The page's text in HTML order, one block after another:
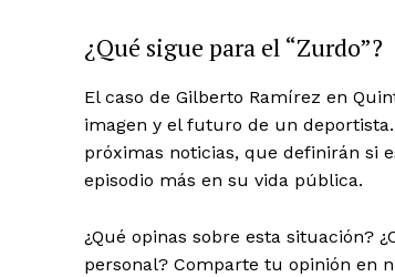
¿Qué sigue para el “Zurdo”?
El caso de Gilberto Ramírez en
imagen y el futuro de un
próximas noticias, que definirán si
episodio más en su vida pública.
¿Qué opinas sobre esta situación?
personal? Comparte tu opinión en